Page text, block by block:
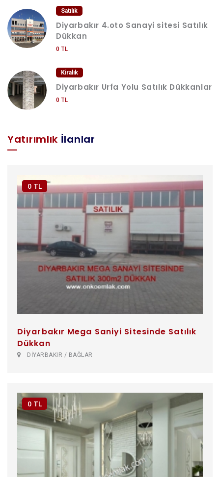
Satılık
Diyarbakır 4.oto Sanayi sitesi Satılık
Dükkan
0 TL
Kiralık
Diyarbakır Urfa Yolu Satılık Dükkanlar
0 TL
Yatırımlık İlanlar
0 TL
Diyarbakır Mega Saniyi Sitesinde Satılık
Dükkan
DİYARBAKIR / BAĞLAR
0 TL